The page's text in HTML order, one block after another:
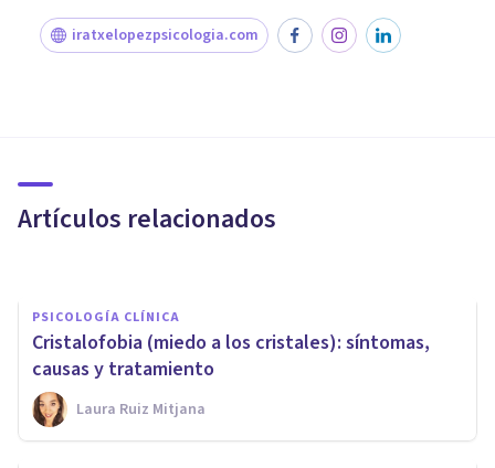
iratxelopezpsicologia.com
Artículos relacionados
Impulsos?
PSICOLOGÍA CLÍNICA
Cristalofobia (miedo a los cristales): síntomas,
causas y tratamiento
Laura Ruiz Mitjana